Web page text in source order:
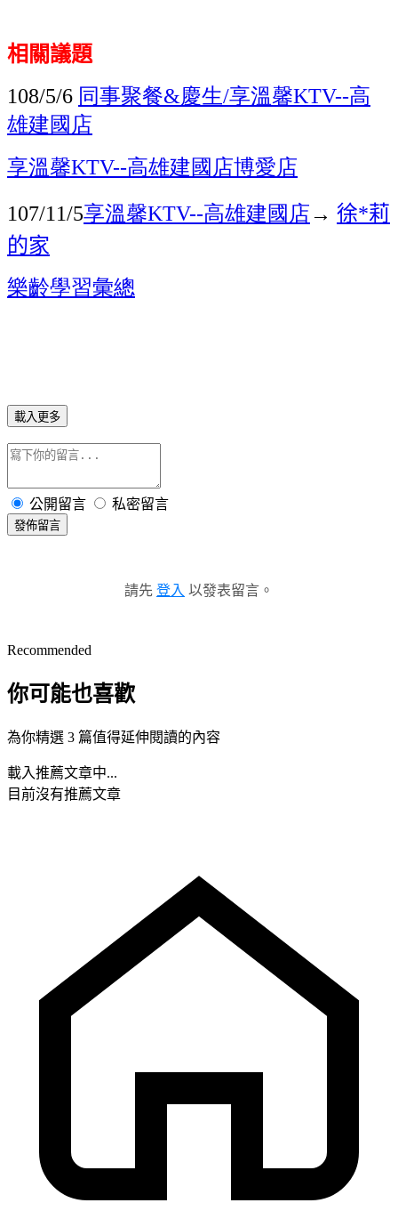
相關議題
108/5/6 同事聚餐&慶生/享溫馨KTV--高
雄建國店
享溫馨KTV--高雄建國店博愛店
107/11/5享溫馨KTV--高雄建國店→ 徐*莉
的家
樂齡學習彙總
載入更多
公開留言 私密留言
發佈留言
請先 登入 以發表留言。
Recommended
你可能也喜歡
為你精選 3 篇值得延伸閱讀的內容
載入推薦文章中...
目前沒有推薦文章